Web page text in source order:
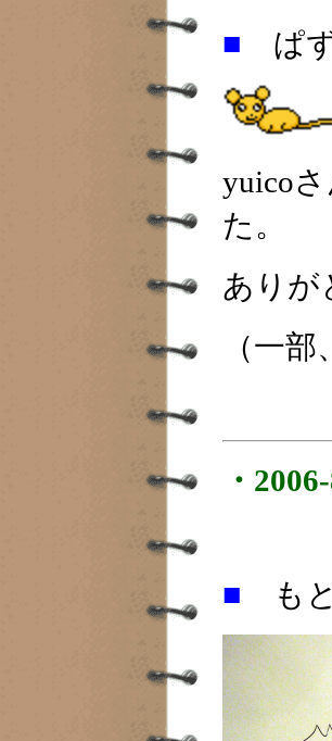
■ ぱ
yuico
た。
ありが
（一
・
■ も